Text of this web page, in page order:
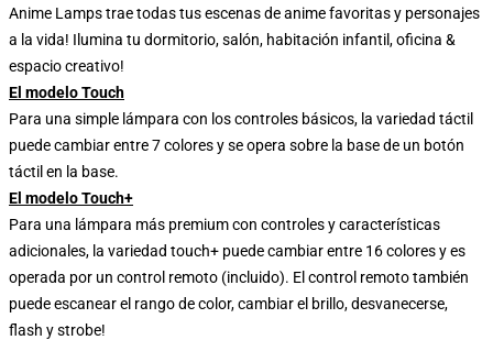
Anime Lamps trae todas tus escenas de anime favoritas y personajes
a la vida! Ilumina tu dormitorio, salón, habitación infantil, oficina &
espacio creativo!
El modelo Touch
Para una simple lámpara con los controles básicos, la variedad táctil
puede cambiar entre 7 colores y se opera sobre la base de un botón
táctil en la base.
El modelo Touch+
Para una lámpara más premium con controles y características
adicionales, la variedad touch+ puede cambiar entre 16 colores y es
operada por un control remoto (incluido). El control remoto también
puede escanear el rango de color, cambiar el brillo, desvanecerse,
flash y strobe!